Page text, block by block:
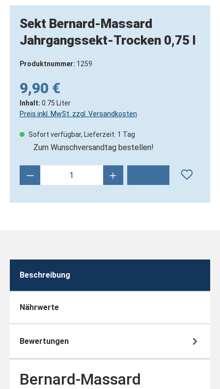
Sekt Bernard-Massard
Jahrgangssekt-Trocken 0,75 l
Produktnummer: 1259
9,90 €
Inhalt: 0.75 Liter
Preis inkl. MwSt. zzgl. Versandkosten
Sofort verfügbar, Lieferzeit: 1 Tag
Zum Wunschversandtag bestellen!
Produkt Anzahl: Gib den gewünschten
Beschreibung
Nährwerte
Bewertungen
Bernard-Massard